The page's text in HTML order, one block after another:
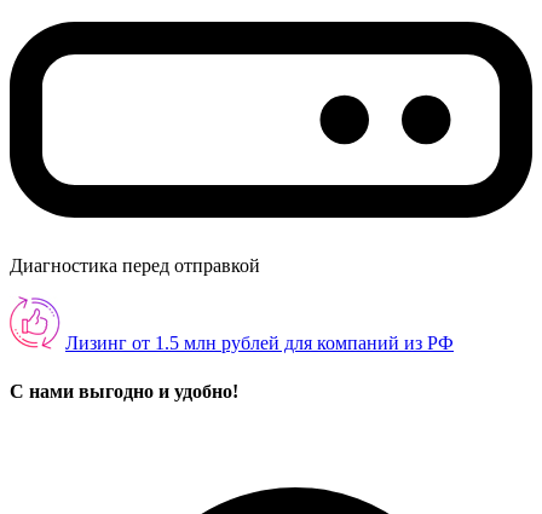
Диагностика перед отправкой
Лизинг от 1.5 млн рублей для компаний из РФ
С нами выгодно и удобно!